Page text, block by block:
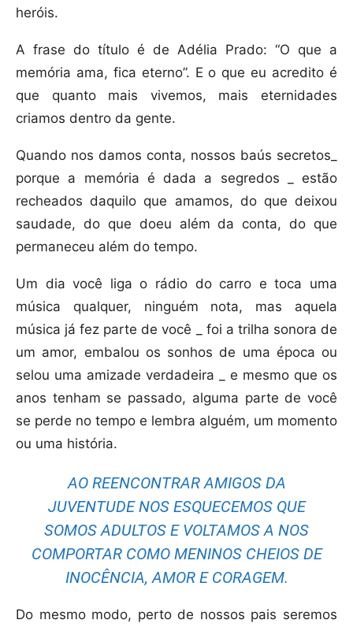
heróis.
A frase do título é de Adélia Prado: “O que a
memória ama, fica eterno”. E o que eu acredito é
que quanto mais vivemos, mais eternidades
criamos dentro da gente.
Quando nos damos conta, nossos baús secretos_
porque a memória é dada a segredos _ estão
recheados daquilo que amamos, do que deixou
saudade, do que doeu além da conta, do que
permaneceu além do tempo.
Um dia você liga o rádio do carro e toca uma
música qualquer, ninguém nota, mas aquela
música já fez parte de você _ foi a trilha sonora de
um amor, embalou os sonhos de uma época ou
selou uma amizade verdadeira _ e mesmo que os
anos tenham se passado, alguma parte de você
se perde no tempo e lembra alguém, um momento
ou uma história.
AO REENCONTRAR AMIGOS DA
JUVENTUDE NOS ESQUECEMOS QUE
SOMOS ADULTOS E VOLTAMOS A NOS
COMPORTAR COMO MENINOS CHEIOS DE
INOCÊNCIA, AMOR E CORAGEM.
Do mesmo modo, perto de nossos pais seremos